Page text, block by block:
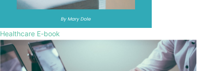
Healthcare E-book